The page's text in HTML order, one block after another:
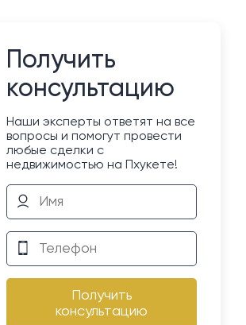
Получить
консультацию
Наши эксперты ответят на все
вопросы и помогут провести
любые сделки с
недвижимостью на Пхукете!
Получить
консультацию